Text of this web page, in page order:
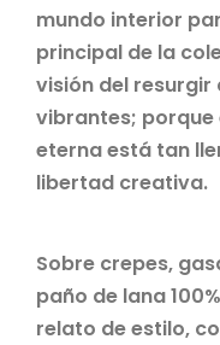
mundo interior
principal de la
visión del
vibrantes; porque
eterna está tan
libertad creativa.
Sobre crepes,
paño de lana
relato de estilo,